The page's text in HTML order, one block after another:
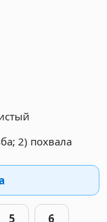
2) похвала
5 6